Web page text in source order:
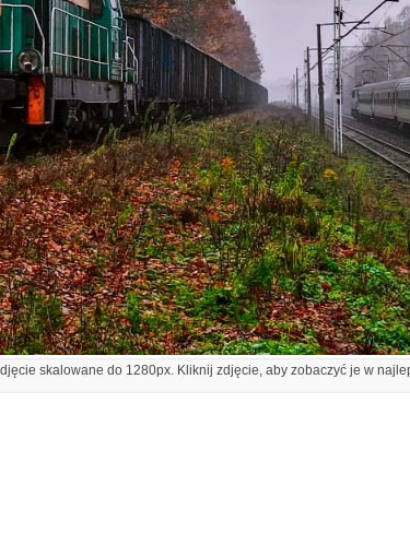
skalowane do 1280px. Kliknij zdjęcie, aby zobaczyć je w